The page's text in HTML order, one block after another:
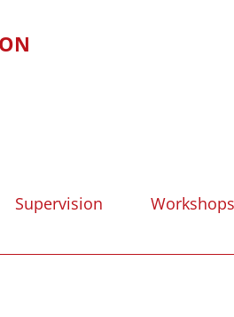
Supervision Workshops